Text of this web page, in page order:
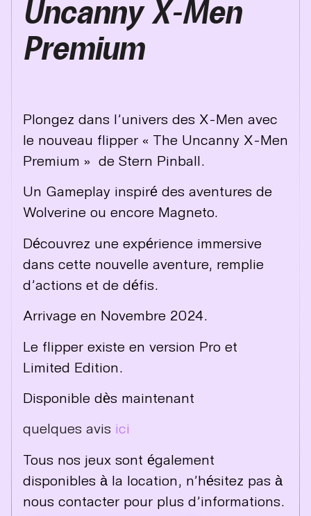
Uncanny X-Men
Premium
Plongez dans l’univers des X-Men avec
le nouveau flipper « The Uncanny X-Men
Premium » de Stern Pinball.
Un Gameplay inspiré des aventures de
Wolverine ou encore Magneto.
Découvrez une expérience immersive
dans cette nouvelle aventure, remplie
d’actions et de défis.
Arrivage en Novembre 2024.
Le flipper existe en version Pro et
Limited Edition.
Disponible dès maintenant
quelques avis ici
Tous nos jeux sont également
disponibles à la location, n’hésitez pas à
nous contacter pour plus d’informations.